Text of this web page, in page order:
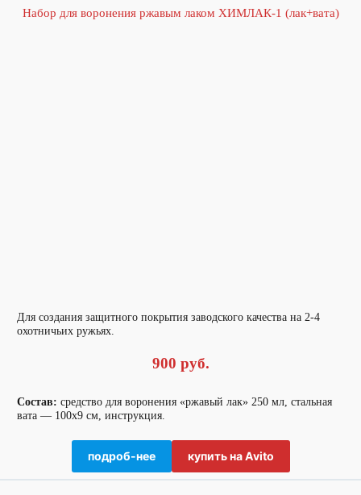
Набор для воронения ржавым лаком ХИМЛАК-1 (лак+вата)
Для создания защитного покрытия заводского качества на 2-4
охотничьих ружьях.
900 руб.
Состав: средство для воронения «ржавый лак» 250 мл, стальная
вата — 100х9 см, инструкция.
подроб-нее купить на Avito